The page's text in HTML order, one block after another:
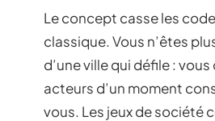
Le concept casse les
classique. Vous n’êtes
d’une ville qui défile :
acteurs d’un moment
vous. Les jeux de société